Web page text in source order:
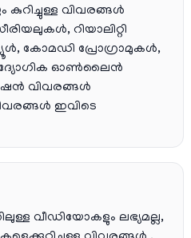
വിവരങ്ങൾ
റിയാലിറ്റി
കോമഡി പ്രോഗ്രാമുകൾ,
ഔദ്യോഗിക ഓൺലൈൻ
വിവരങ്ങൾ
ഇവിടെ
വീഡിയോകളും ലഭ്യമല്ല,